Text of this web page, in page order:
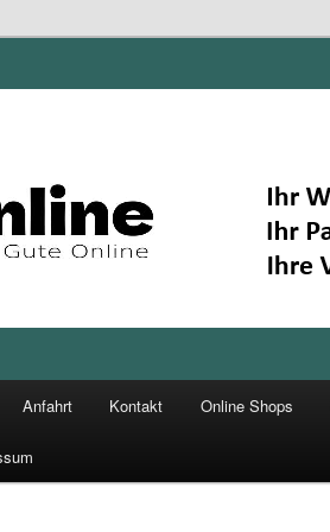
Anfahrt Kontakt Online Shops